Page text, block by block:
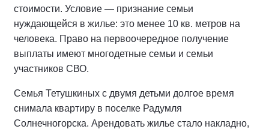
стоимости. Условие — признание семьи
нуждающейся в жилье: это менее 10 кв. метров на
человека. Право на первоочередное получение
выплаты имеют многодетные семьи и семьи
участников СВО.
Семья Тетушкиных с двумя детьми долгое время
снимала квартиру в поселке Радумля
Солнечногорска. Арендовать жилье стало накладно,